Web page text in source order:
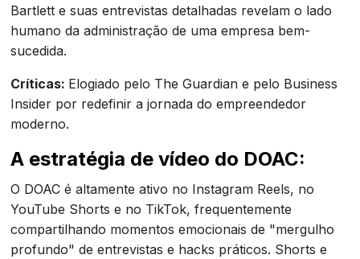
Bartlett e suas entrevistas detalhadas revelam o lado
humano da administração de uma empresa bem-
sucedida.
Críticas: Elogiado pelo The Guardian e pelo Business
Insider por redefinir a jornada do empreendedor
moderno.
A estratégia de vídeo do DOAC:
O DOAC é altamente ativo no Instagram Reels, no
YouTube Shorts e no TikTok, frequentemente
compartilhando momentos emocionais de "mergulho
profundo" de entrevistas e hacks práticos. Shorts e